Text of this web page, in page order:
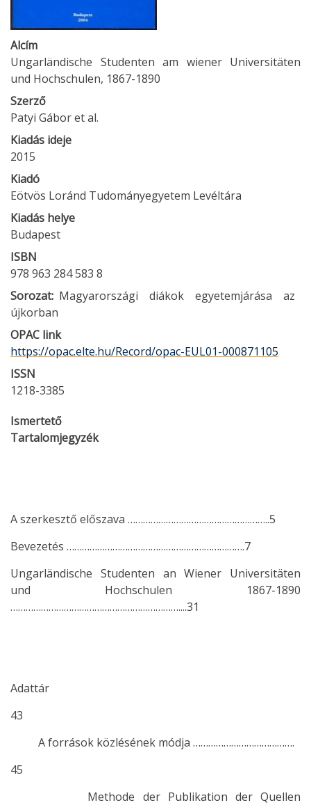
Alcím
Ungarländische Studenten am wiener Universitäten
und Hochschulen, 1867-1890
Szerző
Patyi Gábor et al.
Kiadás ideje
2015
Kiadó
Eötvös Loránd Tudományegyetem Levéltára
Kiadás helye
Budapest
ISBN
978 963 284 583 8
Sorozat Magyarországi diákok egyetemjárása az
újkorban
OPAC link
https://opac.elte.hu/Record/opac-EUL01-000871105
ISSN
1218-3385
Ismertető
Tartalomjegyzék
A szerkesztő előszava ………………………………………………..5
Bevezetés …………………………………………………………….7
Ungarländische Studenten an Wiener Universitäten
und Hochschulen 1867-1890
…………………………………………………………....31
Adattár
43
A források közlésének módja ………………………………….
45
Methode der Publikation der Quellen